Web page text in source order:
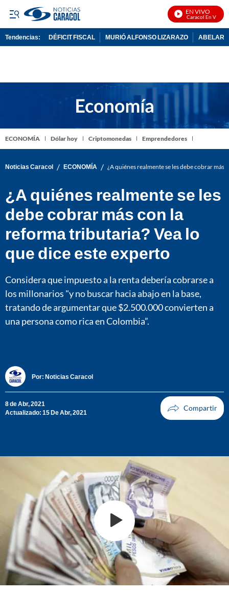
EN VIVO
Noticias Caracol En Vivo
Tendencias: DÉFICIT FISCAL MURIÓ ALFONSO LIZARAZO
ECONOMÍA Dólar hoy Criptomonedas Emprendedores
Noticias Caracol / ECONOMÍA / ¿A quiénes realmente se les debe cobrar
¿A quiénes realmente se les
debe cobrar más con la
reforma tributaria? Vea lo
que dice este experto
Considera que impuesto a la renta debería cobrarse a
los millonarios "y no buscar hacia abajo en la base,
tratando de argumentar que $2.500.000 convierten a
una persona como rica en Colombia”.
Por: Noticias Caracol
8 de Abr, 2021
Actualizado: 15 De Abr, 2021